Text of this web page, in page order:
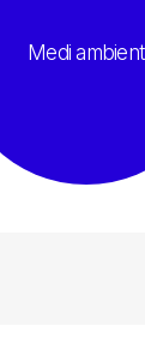
Medi ambient